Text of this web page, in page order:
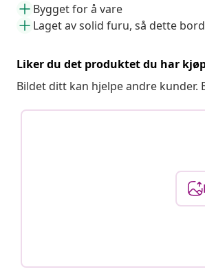
Bygget for å vare
Laget av solid furu, så dette
Liker du det produktet du har
Bildet ditt kan hjelpe andre